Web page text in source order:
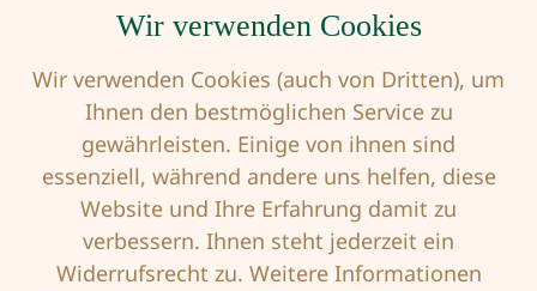
Produkt Anzahl: Gib den gewünschten
In den Warenkorb
Wir verwenden Cookies
Wir verwenden Cookies (auch von Dritten), um
Ihnen den bestmöglichen Service zu
gewährleisten. Einige von ihnen sind
essenziell, während andere uns helfen, diese
Website und Ihre Erfahrung damit zu
verbessern. Ihnen steht jederzeit ein
Widerrufsrecht zu. Weitere Informationen